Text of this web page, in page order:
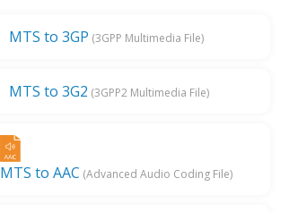
MTS to 3GP (3GPP Multimedia File)
MTS to 3G2 (3GPP2 Multimedia File)
MTS to AAC (Advanced Audio Coding File)